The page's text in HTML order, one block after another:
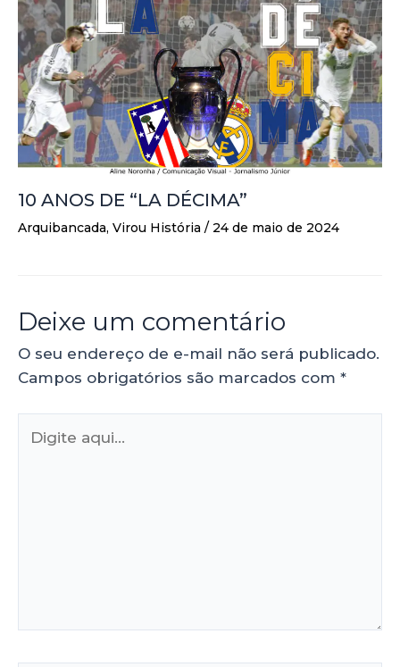
10 ANOS DE “LA DÉCIMA”
Arquibancada, Virou História / 24 de maio de 2024
Deixe um comentário
O seu endereço de e-mail não será publicado.
Campos obrigatórios são marcados com *